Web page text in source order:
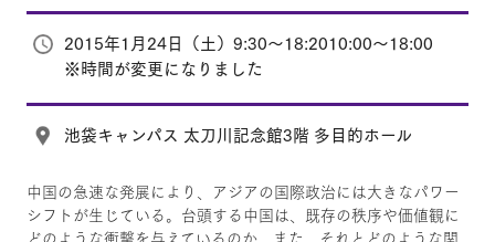
2015年1月24日（土）9:30～18:2010:00～18:00
※時間が変更になりました
池袋キャンパス 太刀川記念館3階 多目的ホール
中国の急速な発展により、アジアの国際政治には大きなパワー
シフトが生じている。台頭する中国は、既存の秩序や価値観に